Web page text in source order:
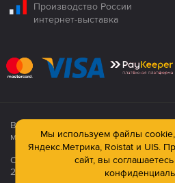
Производство России
интернет-выставка
Все продукция сертифицирована.
материалов сайта строго
Официальный сайт компании: ©
2003—2026
Мы используем файлы cookie,
Яндекс.Метрика, Roistat и UIS.
сайт, вы